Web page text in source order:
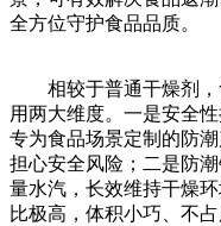
全方位守护食品品质。
相较于普通干燥剂，
用两大维度。一是安全
专为食品场景定制的防
担心安全风险；二是防
量水汽，长效维持干燥
比极高，体积小巧、不